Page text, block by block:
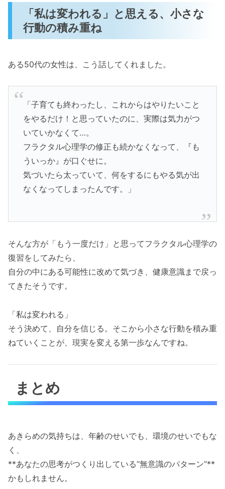
「私は変われる」と思える、小さな
行動の積み重ね
ある50代の女性は、こう話してくれました。
「子育ても終わったし、これからはやりたいこと
をやるだけ！と思っていたのに、実際は気力がつ
いていかなくて…。
フラクタル心理学の修正も続かなくなって、『も
ういっか』が口ぐせに。
気づいたら太っていて、何をするにもやる気が出
なくなってしまったんです。」
そんな方が「もう一度だけ」と思ってフラクタル心理学の
復習をしてみたら、
自分の中にある可能性に改めて気づき、健康意識まで戻っ
てきたそうです。
「私は変われる」
そう決めて、自分を信じる。そこから小さな行動を積み重
ねていくことが、現実を変える第一歩なんですね。
まとめ
あきらめの気持ちは、年齢のせいでも、環境のせいでもな
く、
**あなたの思考がつくり出している“無意識のパターン”**
かもしれません。